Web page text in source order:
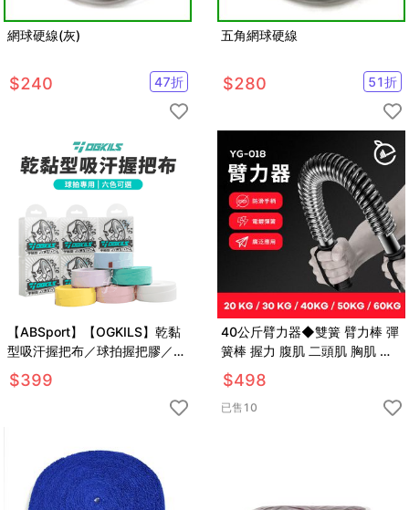
網球硬線(灰)
$240 47折
五角網球硬線
$280 51折
【ABSport】【OGKILS】乾黏
型吸汗握把布／球拍握把膠／羽
毛球手膠／握把纏繞帶／羽球／
網球
$399
40公斤臂力器◆雙簧 臂力棒 彈
簧棒 握力 腹肌 二頭肌 胸肌 伏
地挺身 健肌器 重訓 健身舉重
$498
已售 10